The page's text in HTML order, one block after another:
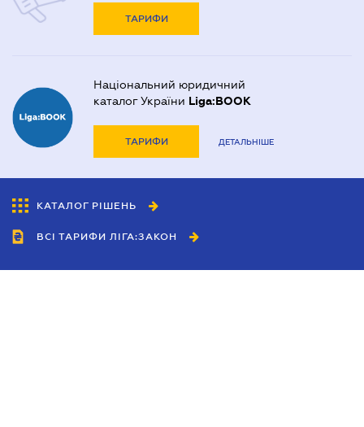
ТАРИФИ
Національний юридичний
каталог України Liga:BOOK
ТАРИФИ ДЕТАЛЬНІШЕ
КАТАЛОГ РІШЕНЬ
ВСІ ТАРИФИ ЛІГА:ЗАКОН